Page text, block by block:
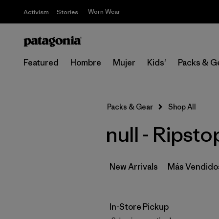
Activism Stories Worn Wear
Featured Hombre Mujer Kids' Packs &
Packs & Gear Shop All
null -
New Arrivals Más
In-Store Pickup